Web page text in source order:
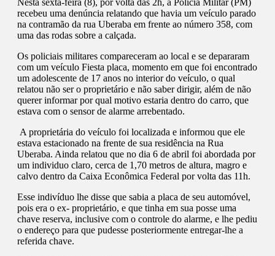
Nesta sexta-feira (8), por volta das 2h, a Polícia Militar (PM)
recebeu uma denúncia relatando que havia um veículo parado
na contramão da rua Uberaba em frente ao número 358, com
uma das rodas sobre a calçada.
Os policiais militares compareceram ao local e se depararam
com um veículo Fiesta placa, momento em que foi encontrado
um adolescente de 17 anos no interior do veículo, o qual
relatou não ser o proprietário e não saber dirigir, além de não
querer informar por qual motivo estaria dentro do carro, que
estava com o sensor de alarme arrebentado.
A proprietária do veículo foi localizada e informou que ele
estava estacionado na frente de sua residência na Rua
Uberaba. Ainda relatou que no dia 6 de abril foi abordada por
um individuo claro, cerca de 1,70 metros de altura, magro e
calvo dentro da Caixa Econômica Federal por volta das 11h.
Esse indivíduo lhe disse que sabia a placa de seu automóvel,
pois era o ex- proprietário, e que tinha em sua posse uma
chave reserva, inclusive com o controle do alarme, e lhe pediu
o endereço para que pudesse posteriormente entregar-lhe a
referida chave.